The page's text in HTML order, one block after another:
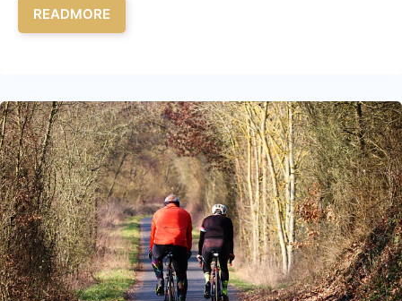
READMORE